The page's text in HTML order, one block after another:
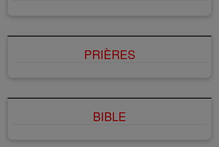
PRIÈRES
BIBLE